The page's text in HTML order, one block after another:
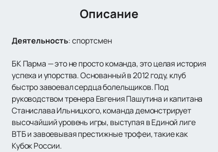
Описание
Деятельность:спортсмен
БК Парма — это не просто команда, это целая история
успеха и упорства. Основанный в 2012 году, клуб
быстро завоевал сердца болельщиков. Под
руководством тренера Евгения Пашутина и капитана
Станислава Ильницкого, команда демонстрирует
высочайший уровень игры, выступая в Единой лиге
ВТБ и завоевывая престижные трофеи, такие как
Кубок России.